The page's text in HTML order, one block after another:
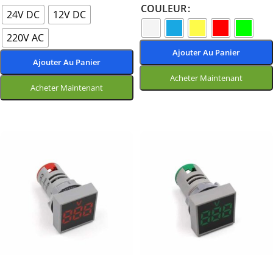
24V DC
12V DC
220V AC
Ajouter Au Panier
Acheter Maintenant
COULEUR
Ajouter Au Panier
Acheter Maintenant